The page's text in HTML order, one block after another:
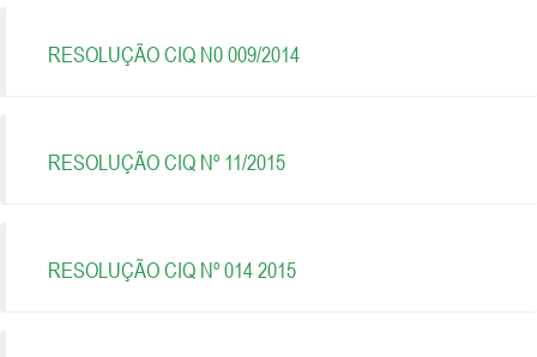
RESOLUÇÃO CIQ N0 009/2014
RESOLUÇÃO CIQ Nº 11/2015
RESOLUÇÃO CIQ Nº 014 2015